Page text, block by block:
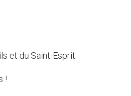
et du Saint-Esprit.
!